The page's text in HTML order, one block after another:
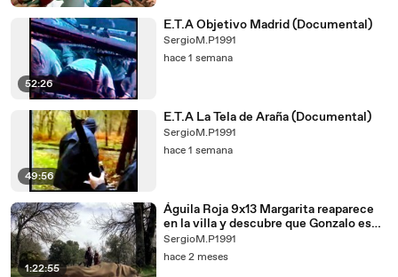
52:26
E.T.A Objetivo Madrid (Documental)
SergioM.P1991
hace 1 semana
49:56
E.T.A La Tela de Araña (Documental)
SergioM.P1991
hace 1 semana
1:22:55
Águila Roja 9x13 Margarita reaparece
en la villa y descubre que Gonzalo es
Águila Roja
SergioM.P1991
hace 2 meses